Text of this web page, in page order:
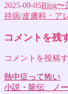
2025-09-05Blog〜
持病/皮膚科・ア
コメントを残
コメントを投稿
投
熱中症って怖い
小説・龍伝 ノ